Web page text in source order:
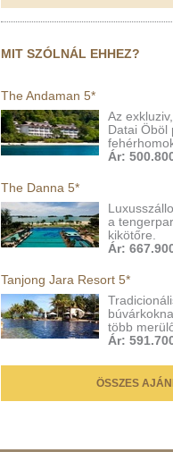
MIT SZÓLNÁL EHHEZ?
The Andaman 5*
Az
Datai Öböl
Ár:
The Danna 5*
a
kikötőre.
Ár:
Tanjong Jara Resort 5*
több
Ár:
ÖSSZES